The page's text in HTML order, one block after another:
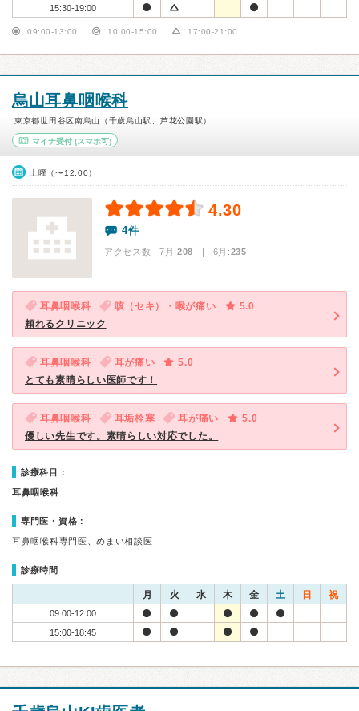
15:30-19:00
09:00-13:00 10:00-15:00 17:00-21:00
烏山耳鼻咽喉科
東京都世田谷区南烏山（千歳烏山駅、芦花公園駅）
マイナ受付 (スマホ可)
土曜（〜12:00）
4.30
4件
アクセス数 7月:208 | 6月:235
耳鼻咽喉科 咳（セキ）・喉が痛い
5.0
頼れるクリニック
耳鼻咽喉科 耳が痛い
5.0
とても素晴らしい医師です！
耳鼻咽喉科 耳垢栓塞 耳が痛い
5.0
優しい先生です。素晴らしい対応でした。
診療科目：
耳鼻咽喉科
専門医・資格：
耳鼻咽喉科専門医、めまい相談医
診療時間
月 火 水 木 金 土 日 祝
09:00-12:00
15:00-18:45